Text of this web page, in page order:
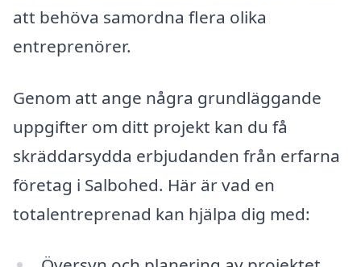
att behöva samordna flera olika
entreprenörer.
Genom att ange några grundläggande
uppgifter om ditt projekt kan du få
skräddarsydda erbjudanden från erfarna
företag i Salbohed. Här är vad en
totalentreprenad kan hjälpa dig med: